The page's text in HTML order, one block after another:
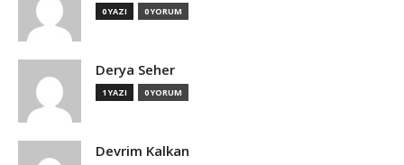
0 YAZI 0 YORUM
Derya Seher
1 YAZI 0 YORUM
Devrim Kalkan